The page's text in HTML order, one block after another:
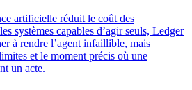
artificielle réduit le coût des
systèmes capables d’agir seuls, Ledger
à rendre l’agent infaillible, mais
et le moment précis où une
un acte.